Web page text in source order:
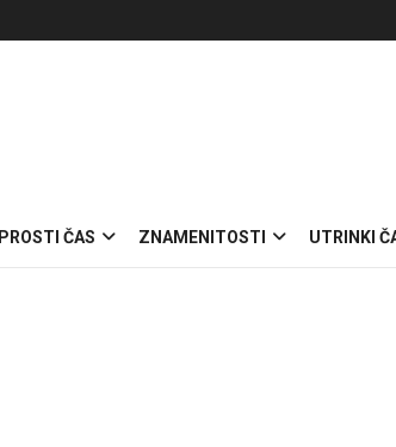
PROSTI ČAS ZNAMENITOSTI UTRINKI